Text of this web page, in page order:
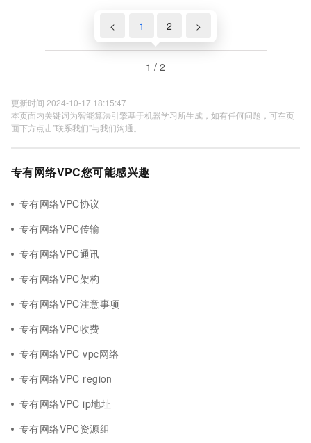
< 1 2 >
1 / 2
更新时间 2024-10-17 18:15:47
本页面内关键词为智能算法引擎基于机器学习所生成，如有任何问题，可在页
面下方点击"联系我们"与我们沟通。
专有网络VPC您可能感兴趣
专有网络VPC协议
专有网络VPC传输
专有网络VPC通讯
专有网络VPC架构
专有网络VPC注意事项
专有网络VPC收费
专有网络VPC vpc网络
专有网络VPC region
专有网络VPC ip地址
专有网络VPC资源组